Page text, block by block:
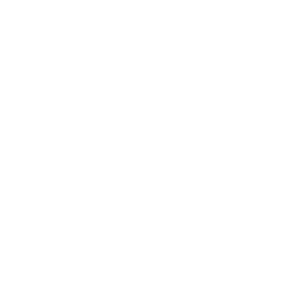
dàn lạnh chịu trách nhiệm cho
lạnh hoạt động hiệu quả và tiết
lạnh có tuổi thọ lâu dài và giảm
lạnh nhanh chóng và đồng đều